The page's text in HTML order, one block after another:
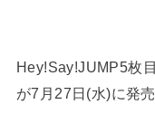
Hey!Say!JUMP5枚
が7月27日(水)に発